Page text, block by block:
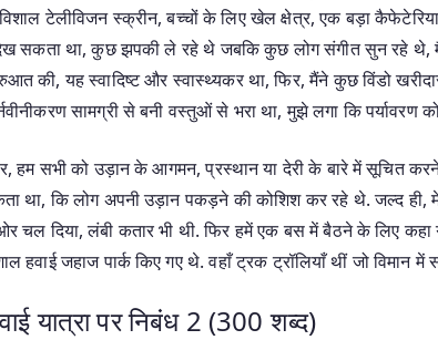
टेलीविजन स्क्रीन, बच्चों के लिए खेल क्षेत्र, एक बड़ा
सकता था, कुछ झपकी ले रहे थे जबकि कुछ लोग संगीत सुन रहे
की, यह स्वादिष्ट और स्वास्थ्यकर था, फिर, मैंने कुछ विंडो
सामग्री से बनी वस्तुओं से भरा था, मुझे लगा कि पर्यावरण
हम सभी को उड़ान के आगमन, प्रस्थान या देरी के बारे में सूचित करने
था, कि लोग अपनी उड़ान पकड़ने की कोशिश कर रहे थे. जल्द ही,
ओर चल दिया, लंबी कतार भी थी. फिर हमें एक बस में बैठने के लिए
हवाई जहाज पार्क किए गए थे. वहाँ ट्रक ट्रॉलियाँ थीं जो विमान में
यात्रा पर निबंध 2 (300 शब्द)